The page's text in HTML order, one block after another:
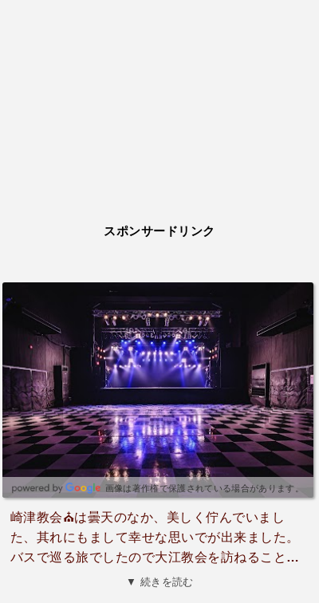
スポンサードリンク
画像は著作権で保護されている場合があります。
崎津教会⛪️は曇天のなか、美しく佇んでいまし
た、其れにもまして幸せな思いでが出来ました。
バスで巡る旅でしたので大江教会を訪ねることを
諦めていたのですが、崎津教会観光案内所の方に
▼ 続きを読む